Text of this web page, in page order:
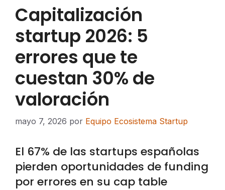
Capitalización
startup 2026: 5
errores que te
cuestan 30% de
valoración
mayo 7, 2026 por Equipo Ecosistema Startup
El 67% de las startups españolas
pierden oportunidades de funding
por errores en su cap table